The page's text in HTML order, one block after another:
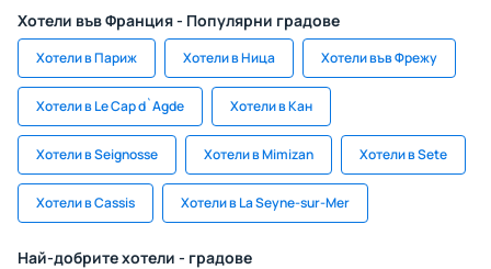
Хотели във Франция - Популярни градове
Хотели в Париж Хотели в Ница Хотели във Фрежу
Хотели в Le Cap d`Agde Хотели в Кан
Хотели в Seignosse Хотели в Mimizan Хотели в Sete
Хотели в Cassis Хотели в La Seyne-sur-Mer
Най-добрите хотели - градове